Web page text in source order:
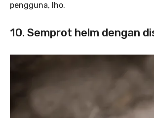
pengguna, lho.
10. Semprot helm dengan